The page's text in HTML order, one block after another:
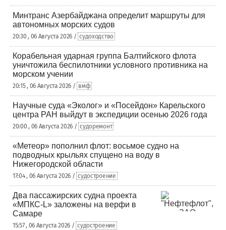
Минтранс Азербайджана определит маршруты для
автономных морских судов
20:30 , 06 Августа 2026 / судоходство
Корабельная ударная группа Балтийского флота
уничтожила беспилотники условного противника на
морском учении
20:15 , 06 Августа 2026 / вмф
Научные суда «Эколог» и «Посейдон» Карельского
центра РАН выйдут в экспедиции осенью 2026 года
20:00 , 06 Августа 2026 / судоремонт
«Метеор» пополнил флот: восьмое судно на
подводных крыльях спущено на воду в
Нижегородской области
17:04 , 06 Августа 2026 / судостроение
Два пассажирских судна проекта
«МПКС-L» заложены на верфи в
Самаре
15:57 , 06 Августа 2026 / судостроение